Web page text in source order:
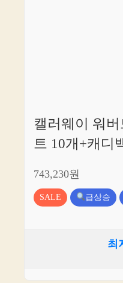
캘러웨이 워
트 10개+캐디
743,230원
SALE 급상승
최